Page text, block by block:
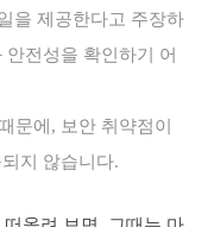
을 제공한다고 주장하
전성을 확인하기 어
문에, 보안 취약점이
지 않습니다.